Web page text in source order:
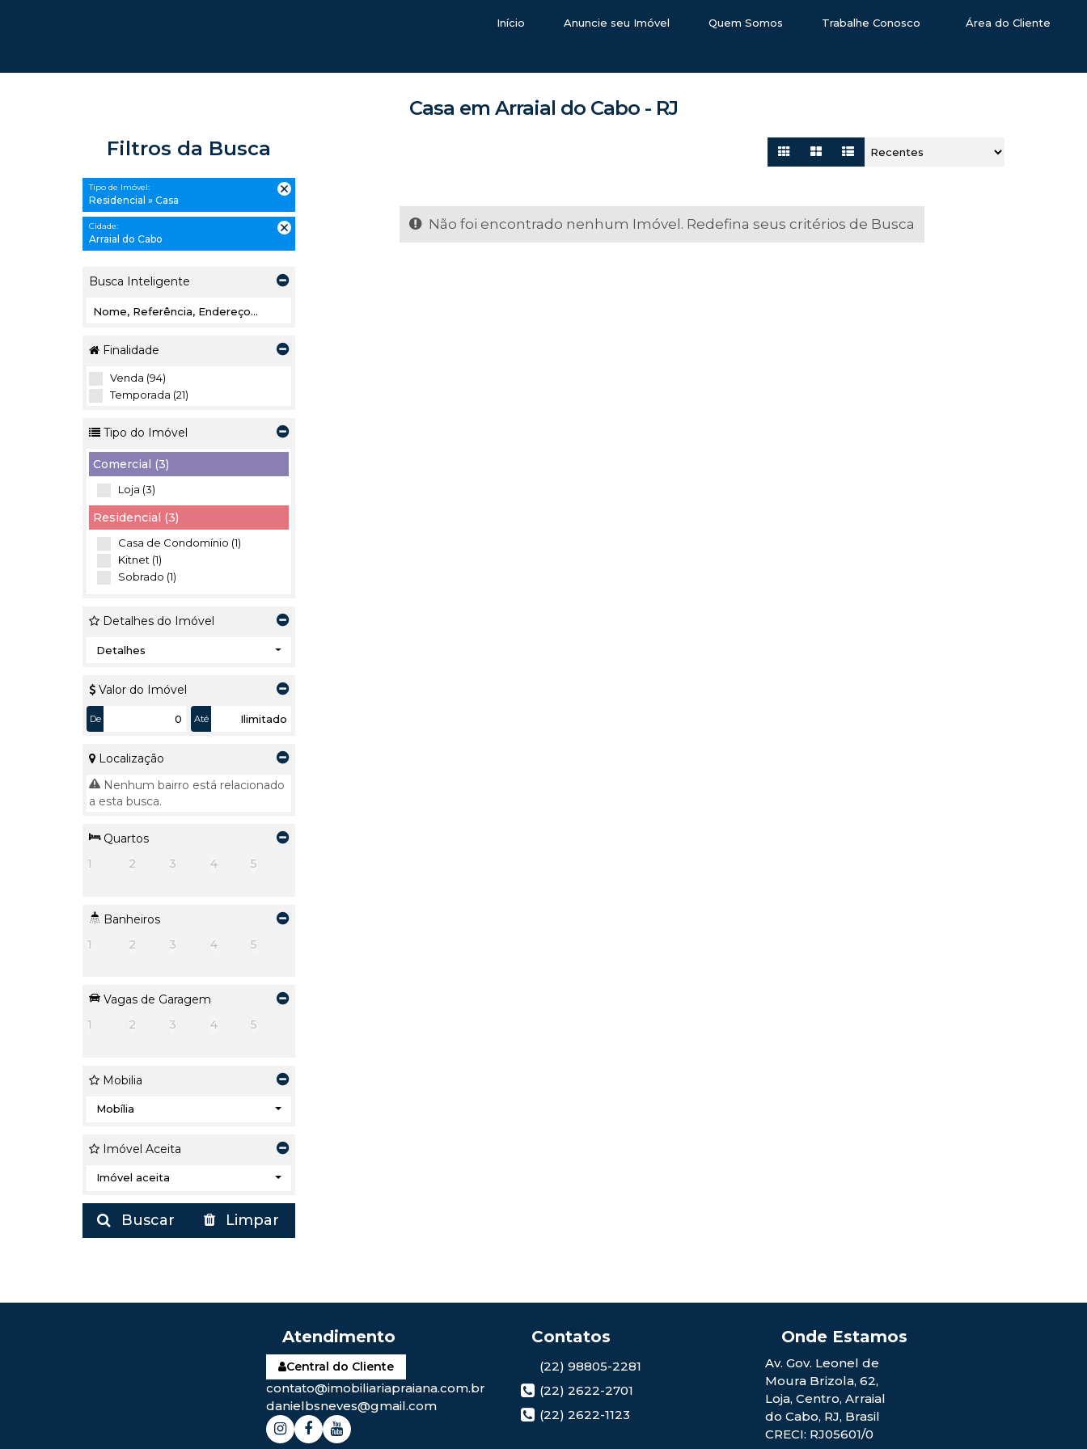
Anuncie seu Imóvel Quem Somos Trabalhe Conosco Área do Cliente
Início
Casa em Arraial do Cabo - RJ
Filtros da Busca
Tipo de Imóvel:
Residencial » Casa
Cidade:
Arraial do Cabo
Busca Inteligente
Finalidade
Venda (94)
Temporada (21)
Tipo do Imóvel
Comercial (3)
Loja (3)
Residencial (3)
Casa de Condomínio (1)
Kitnet (1)
Sobrado (1)
Detalhes do Imóvel
Detalhes
Valor do Imóvel
De Até
Localização
Nenhum bairro está relacionado
a esta busca.
Quartos
1
2 3 4 5
Banheiros
1
2 3 4 5
Vagas de Garagem
1
2 3 4 5
Mobilia
Mobília
Imóvel Aceita
Imóvel aceita
Buscar Limpar
Não foi encontrado nenhum Imóvel. Redefina seus critérios de Busca
Central do Cliente
contato@imobiliariapraiana.com.br
danielbsneves@gmail.com
(22) 98805-2281
(22) 2622-2701
(22) 2622-1123
Av. Gov. Leonel de
Moura Brizola, 62,
Loja, Centro, Arraial
do Cabo, RJ, Brasil
CRECI: RJ05601/0